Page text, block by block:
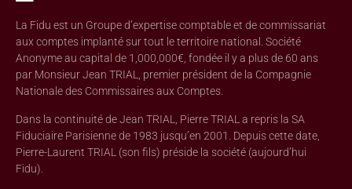
La Fidu est un Groupe d’expertise comptable et de commissariat
aux comptes implanté sur tout le territoire national. Société
Anonyme au capital de 1,000,000€, fondée il y a plus de 60 ans
par Monsieur Jean TRIAL, premier président de la Compagnie
Nationale des Commissaires aux Comptes.
Dans la continuité de Jean TRIAL, Pierre TRIAL a repris la SA
Fiduciaire Parisienne de 1983 jusqu’en 2001. Depuis cette date,
Pierre-Laurent TRIAL (son fils) préside la société (aujourd’hui
Fidu).